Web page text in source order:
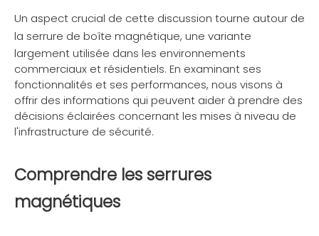
Un aspect crucial de cette discussion tourne autour de
la serrure de boîte magnétique, une variante
largement utilisée dans les environnements
commerciaux et résidentiels. En examinant ses
fonctionnalités et ses performances, nous visons à
offrir des informations qui peuvent aider à prendre des
décisions éclairées concernant les mises à niveau de
l'infrastructure de sécurité.
Comprendre les serrures
magnétiques